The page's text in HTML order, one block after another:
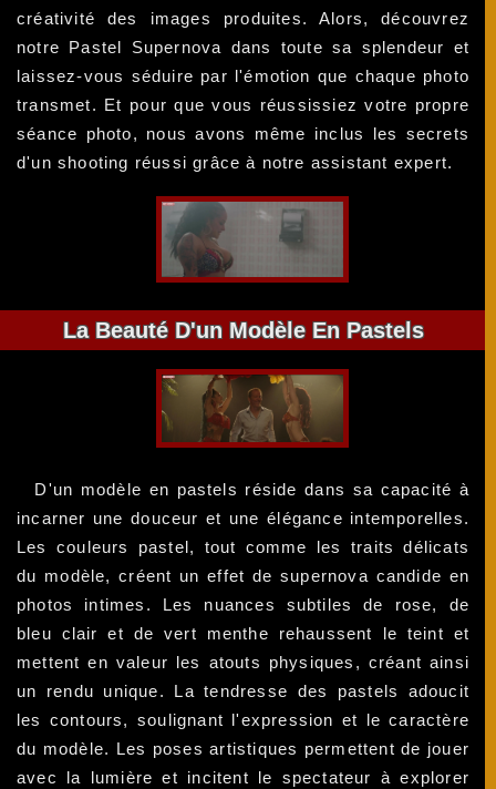
créativité des images produites. Alors, découvrez
notre Pastel Supernova dans toute sa splendeur et
laissez-vous séduire par l'émotion que chaque photo
transmet. Et pour que vous réussissiez votre propre
séance photo, nous avons même inclus les secrets
d'un shooting réussi grâce à notre assistant expert.
La Beauté D'un Modèle En Pastels
D'un modèle en pastels réside dans sa capacité à
incarner une douceur et une élégance intemporelles.
Les couleurs pastel, tout comme les traits délicats
du modèle, créent un effet de supernova candide en
photos intimes. Les nuances subtiles de rose, de
bleu clair et de vert menthe rehaussent le teint et
mettent en valeur les atouts physiques, créant ainsi
un rendu unique. La tendresse des pastels adoucit
les contours, soulignant l'expression et le caractère
du modèle. Les poses artistiques permettent de jouer
avec la lumière et incitent le spectateur à explorer